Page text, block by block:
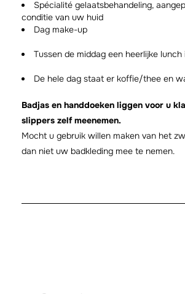
Spécialité gelaatsbehandeling,
conditie van uw huid
Dag
Tussen de middag een heerlijke
De hele dag staat er koffie/thee en
Badjas en handdoeken liggen voor u
slippers zelf meenemen.
Mocht u gebruik willen maken van het
dan niet uw badkleding mee te nemen.